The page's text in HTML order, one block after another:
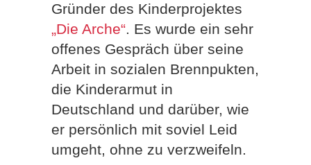
Gründer des Kinderprojektes
„Die Arche“. Es wurde ein sehr
offenes Gespräch über seine
Arbeit in sozialen Brennpukten,
die Kinderarmut in
Deutschland und darüber, wie
er persönlich mit soviel Leid
umgeht, ohne zu verzweifeln.